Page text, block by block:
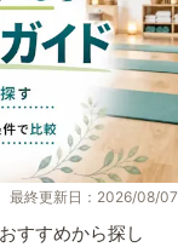
最終更新日：2026/08/07
すすめから探し